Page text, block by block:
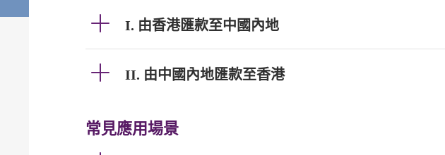
I. 由香港匯款至中國內地
II. 由中國內地匯款至香港
常見應用場景